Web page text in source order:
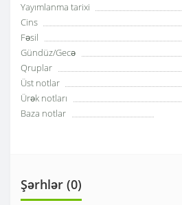
Yayımlanma tarixi
Cins
Fəsil
Gündüz/Gecə
Qruplar
Üst notlar
Ürək notları
Baza notlar
Şərhlər (0)